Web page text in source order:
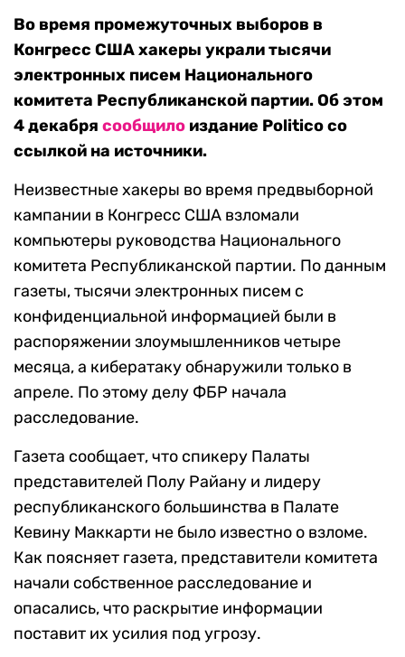
Во время промежуточных выборов в
Конгресс США хакеры украли тысячи
электронных писем Национального
комитета Республиканской партии. Об этом
4 декабря сообщило издание Politico со
ссылкой на источники.
Неизвестные хакеры во время предвыборной
кампании в Конгресс США взломали
компьютеры руководства Национального
комитета Республиканской партии. По данным
газеты, тысячи электронных писем с
конфиденциальной информацией были в
распоряжении злоумышленников четыре
месяца, а кибератаку обнаружили только в
апреле. По этому делу ФБР начала
расследование.
Газета сообщает, что спикеру Палаты
представителей Полу Райану и лидеру
республиканского большинства в Палате
Кевину Маккарти не было известно о взломе.
Как поясняет газета, представители комитета
начали собственное расследование и
опасались, что раскрытие информации
поставит их усилия под угрозу.